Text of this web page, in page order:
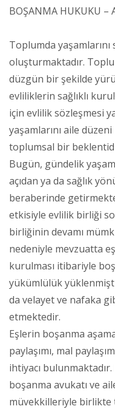
BOŞANMA HUKUKU –
Toplumda
oluşturmaktadır.
düzgün bir şekilde
evliliklerin sağlıklı
için evlilik sözleşmesi
yaşamlarını aile
toplumsal bir
Bugün, gündelik
açıdan ya da sağlık
beraberinde
etkisiyle evlilik birliği
birliğinin devamı
nedeniyle mevzuatta
kurulması itibariyle
yükümlülük
da velayet ve nafaka
etmektedir.
Eşlerin boşanma
paylaşımı, mal
ihtiyacı
boşanma avukatı ve
müvekkilleriyle birlikte